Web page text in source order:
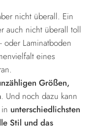
nicht überall. Ein
auch nicht überall toll
oder Laminatboden
eines
Größen,
. Und noch dazu kann
unterschiedlichsten
Stil und das